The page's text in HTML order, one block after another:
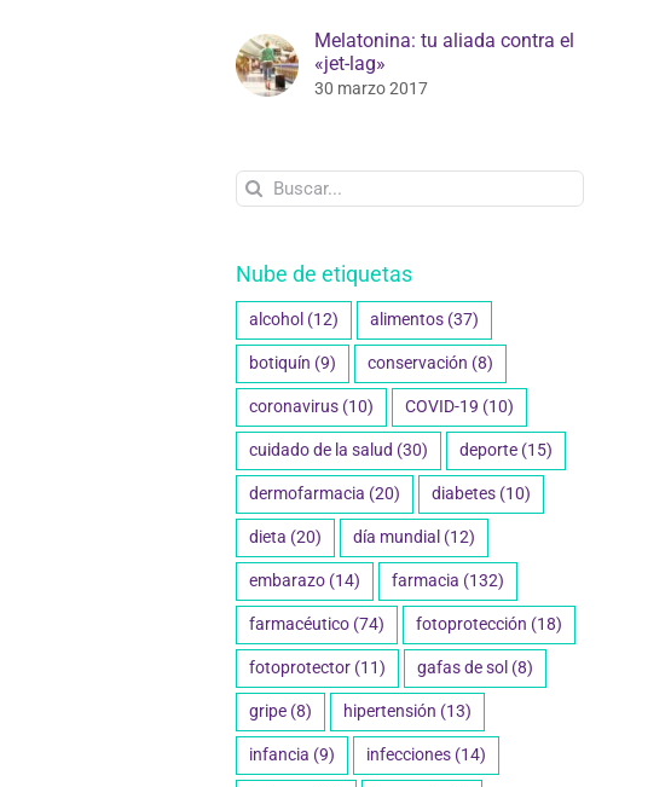
Melatonina: tu aliada contra el
«jet-lag»
30 marzo 2017
Buscar:
Nube de etiquetas
alcohol (12) alimentos (37)
botiquín (9) conservación (8)
coronavirus (10) COVID-19 (10)
cuidado de la salud (30) deporte (15)
dermofarmacia (20) diabetes (10)
dieta (20) día mundial (12)
embarazo (14) farmacia (132)
farmacéutico (74) fotoprotección (18)
fotoprotector (11) gafas de sol (8)
gripe (8) hipertensión (13)
infancia (9) infecciones (14)